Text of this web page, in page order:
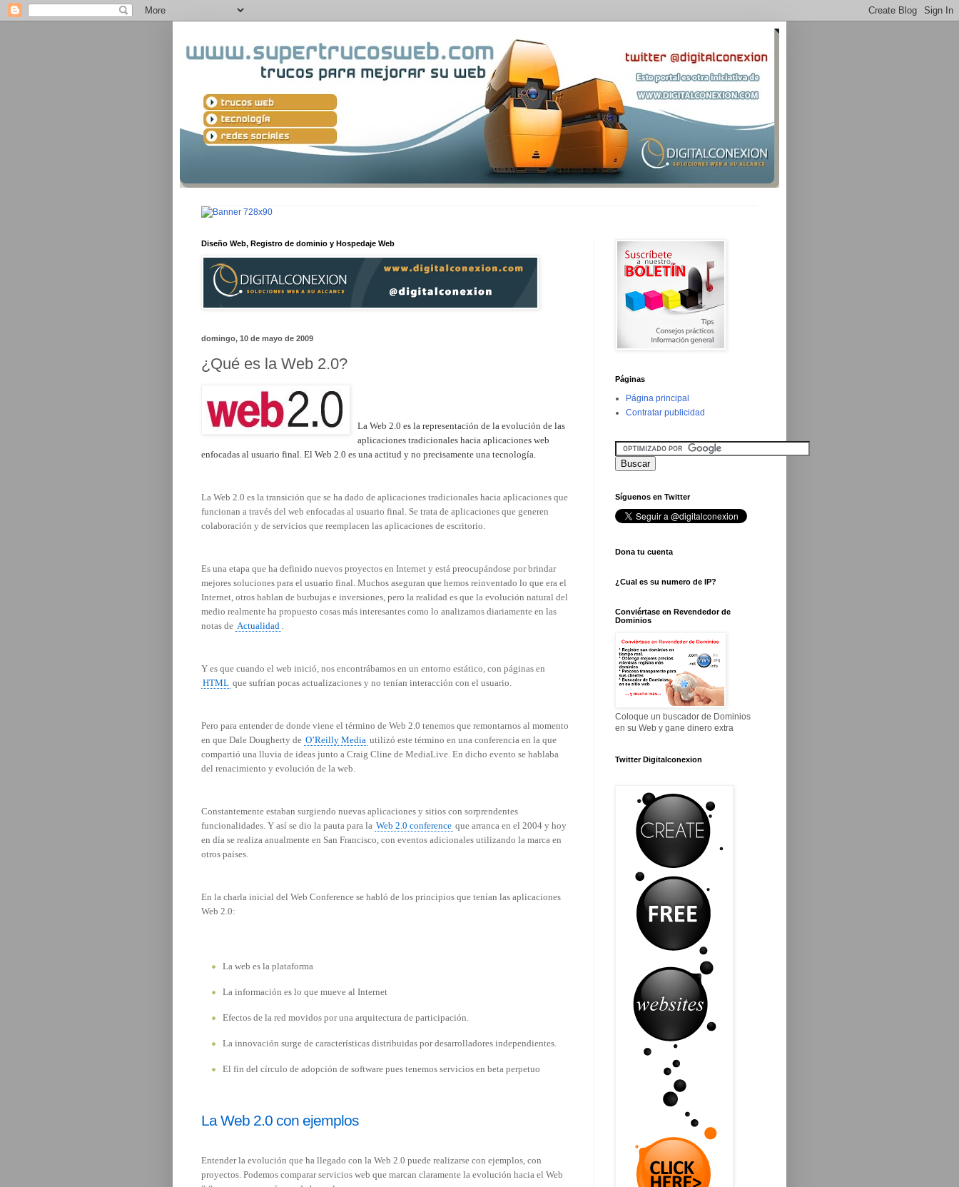
Diseño Web, Registro de dominio y Hospedaje Web
domingo, 10 de mayo de 2009
¿Qué es la Web 2.0?
La Web 2.0 es la representación de la evolución de las
aplicaciones tradicionales hacia aplicaciones web
enfocadas al usuario final. El Web 2.0 es una actitud y no precisamente una tecnología.
La Web 2.0 es la transición que se ha dado de aplicaciones tradicionales hacia aplicaciones que
funcionan a través del web enfocadas al usuario final. Se trata de aplicaciones que generen
colaboración y de servicios que reemplacen las aplicaciones de escritorio.
Es una etapa que ha definido nuevos proyectos en Internet y está preocupándose por brindar
mejores soluciones para el usuario final. Muchos aseguran que hemos reinventado lo que era el
Internet, otros hablan de burbujas e inversiones, pero la realidad es que la evolución natural del
medio realmente ha propuesto cosas más interesantes como lo analizamos diariamente en las
notas de Actualidad
Y es que cuando el web inició, nos encontrábamos en un entorno estático, con páginas en
HTML que sufrían pocas actualizaciones y no tenían interacción con el usuario.
Pero para entender de donde viene el término de Web 2.0 tenemos que remontarnos al momento
en que Dale Dougherty de O’Reilly Media utilizó este término en una conferencia en la que
compartió una lluvia de ideas junto a Craig Cline de MediaLive. En dicho evento se hablaba
del renacimiento y evolución de la web.
Constantemente estaban surgiendo nuevas aplicaciones y sitios con sorprendentes
funcionalidades. Y así se dio la pauta para la Web 2.0 conference que arranca en el 2004 y hoy
en día se realiza anualmente en San Francisco, con eventos adicionales utilizando la marca en
otros países.
En la charla inicial del Web Conference se habló de los principios que tenían las aplicaciones
Web 2.0:
La web es la plataforma
La información es lo que mueve al Internet
Efectos de la red movidos por una arquitectura de participación.
La innovación surge de características distribuidas por desarrolladores independientes.
El fin del círculo de adopción de software pues tenemos servicios en beta perpetuo
La Web 2.0 con ejemplos
Entender la evolución que ha llegado con la Web 2.0 puede realizarse con ejemplos, con
proyectos. Podemos comparar servicios web que marcan claramente la evolución hacia el Web
Páginas
Página principal
Contratar publicidad
Síguenos en Twitter
Dona tu cuenta
¿Cual es su numero de IP?
Conviértase en Revendedor de
Dominios
Coloque un buscador de Dominios
en su Web y gane dinero extra
Twitter Digitalconexion